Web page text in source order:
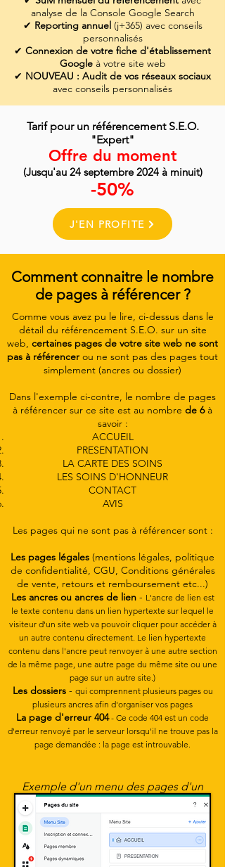
analyse de la Console Google Search
✔ Reporting annuel(j+365) avec conseils
personnalisés
✔ Connexion de votre fiche d'établissement
Googleà votre site web
✔ NOUVEAU : Audit de vos réseaux sociaux
avec conseils personnalisés
Tarif pour un référencement S.E.O.
"Expert"
Offre du moment
(Jusqu'au 24 septembre 2024à minuit)
-50%
J'EN PROFITE
Comment connaitre le nombre
de pages à référencer ?
Comme vous avez pu le lire, ci-dessus dans le
détail du référencement S.E.O. sur un site
web, certaines pages de votre site web ne sont
pas à référencer ou ne sont pas des pages tout
simplement (ancres ou dossier)
Dans l'exemple ci-contre, le nombre de pages
à référencer sur ce site est au nombre de 6 à
savoir :
ACCUEIL
PRESENTATION
LA CARTE DES SOINS
LES SOINS D'HONNEUR
CONTACT
AVIS
Les pages qui ne sont pas à référencer sont :
Les pages légales (mentions légales, politique
de confidentialité, CGU, Conditions générales
de vente, retours et remboursement etc...)
Les ancres ou ancres de lien- L'ancre de lien est
le texte contenu dans un lien hypertexte sur lequel le
visiteur d'un site web va pouvoir cliquer pour accéder à
un autre contenu directement. Le lien hypertexte
contenu dans l'ancre peut renvoyer à une autre section
de la même page, une autre page du même site ou une
page sur un autre site.)
Les dossiers- qui comprennent plusieurs pages ou
plusieurs ancres afin d'organiser vos pages
La page d'erreur 404 - Ce code 404 est un code
d'erreur renvoyé par le serveur lorsqu'il ne trouve pas la
page demandée : la page est introuvable.
Exemple d'un menu des pages d'un